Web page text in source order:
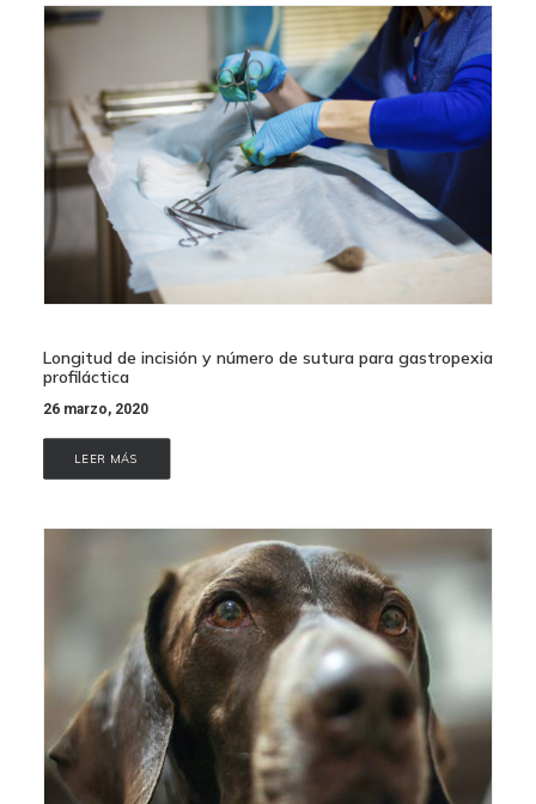
Longitud de incisión y número de sutura para gastropexia
profiláctica
26 marzo, 2020
LEER MÁS